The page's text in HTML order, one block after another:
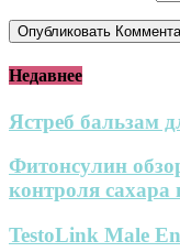
Недавнее
Ястреб бальзам
Фитонсулин
контроля сахара
TestoLink Male